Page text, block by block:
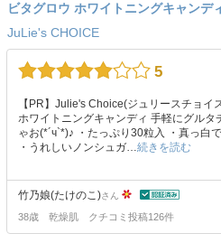
ビタグロウ ホワイトニングキャンデ
JuLie's CHOICE
5
【PR】Julie's Choice(ジュリースチョイ
ホワイトニングキャンディ 手軽にグルタ
ゃお(*´ч`*)♪ ・たっぷり30粒入 ・真っ白
・うれしいノンシュガ…続きを読む
竹乃娘(たけのこ)さん
38歳 乾燥肌 クチコミ投稿126件